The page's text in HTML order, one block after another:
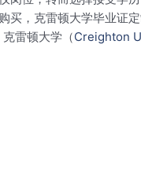
买，克雷顿大学毕业证
雷顿大学（Creighton